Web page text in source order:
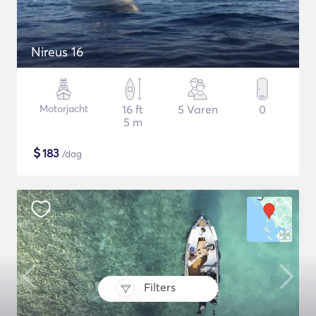
Filters
Nireus 16
Motorjacht
16 ft
5 m
5 Varen 0
$183 /dag